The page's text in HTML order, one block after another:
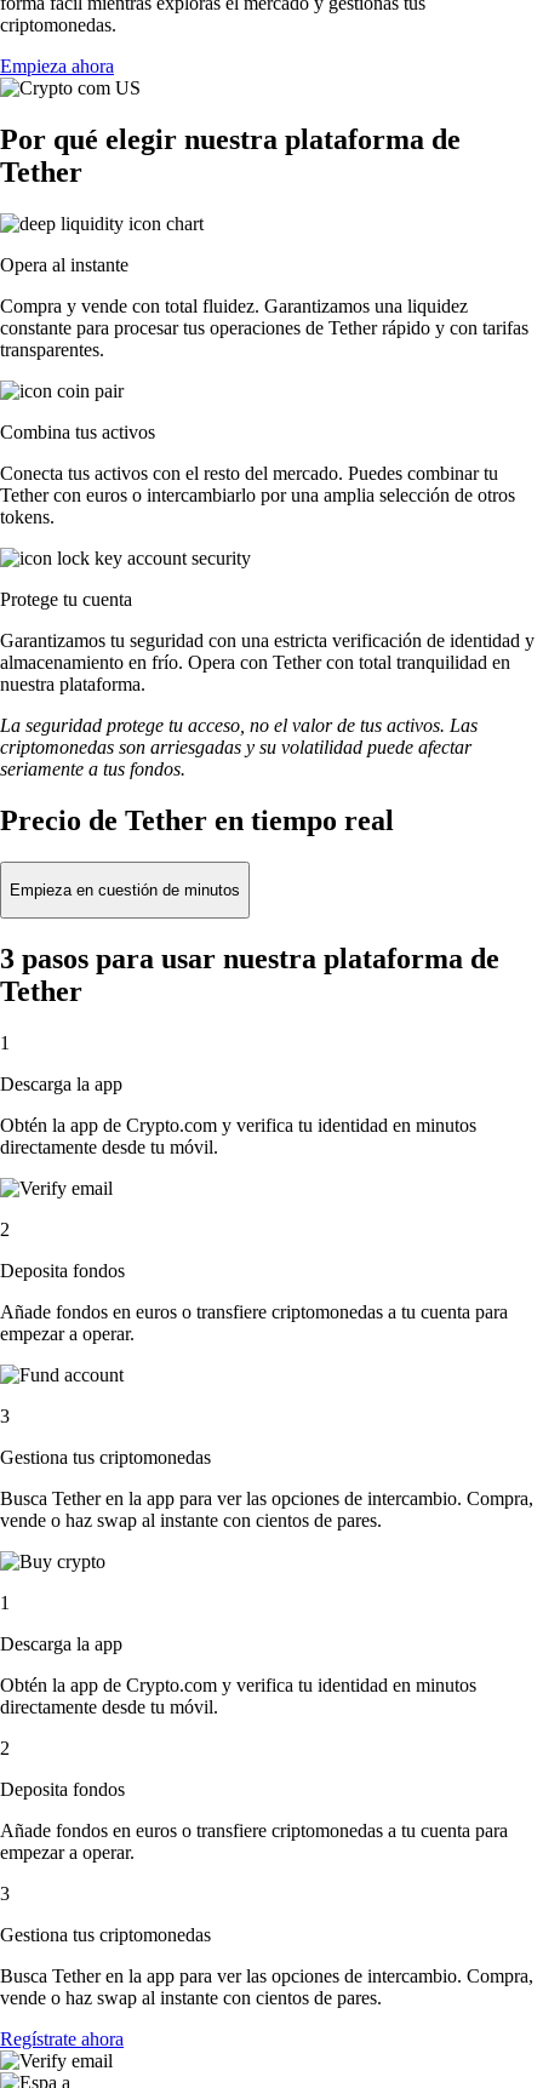
criptomonedas.
Empieza ahora
Por qué elegir nuestra plataforma de
Tether
Opera al instante
Compra y vende con total fluidez. Garantizamos una liquidez
constante para procesar tus operaciones de Tether rápido y con tarifas
transparentes.
Combina tus activos
Conecta tus activos con el resto del mercado. Puedes combinar tu
Tether con euros o intercambiarlo por una amplia selección de otros
tokens.
Protege tu cuenta
Garantizamos tu seguridad con una estricta verificación de identidad y
almacenamiento en frío. Opera con Tether con total tranquilidad en
nuestra plataforma.
La seguridad protege tu acceso, no el valor de tus activos. Las
criptomonedas son arriesgadas y su volatilidad puede afectar
seriamente a tus fondos.
Precio de Tether en tiempo real
Empieza en cuestión de minutos
3 pasos para usar nuestra plataforma de
Tether
1
Descarga la app
Obtén la app de Crypto.com y verifica tu identidad en minutos
directamente desde tu móvil.
2
Deposita fondos
Añade fondos en euros o transfiere criptomonedas a tu cuenta para
empezar a operar.
3
Gestiona tus criptomonedas
Busca Tether en la app para ver las opciones de intercambio. Compra,
vende o haz swap al instante con cientos de pares.
1
Descarga la app
Obtén la app de Crypto.com y verifica tu identidad en minutos
directamente desde tu móvil.
2
Deposita fondos
Añade fondos en euros o transfiere criptomonedas a tu cuenta para
empezar a operar.
3
Gestiona tus criptomonedas
Busca Tether en la app para ver las opciones de intercambio. Compra,
vende o haz swap al instante con cientos de pares.
Regístrate ahora